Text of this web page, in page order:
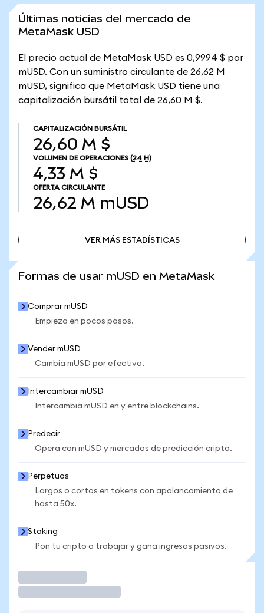
Últimas noticias del mercado de
MetaMask USD
El precio actual de MetaMask USD es 0,9994 $ por
mUSD. Con un suministro circulante de 26,62 M
mUSD, significa que MetaMask USD tiene una
capitalización bursátil total de 26,60 M $.
CAPITALIZACIÓN BURSÁTIL
26,60 M $
VOLUMEN DE OPERACIONES (24 H)
4,33 M $
OFERTA CIRCULANTE
26,62 M mUSD
VER MÁS ESTADÍSTICAS
Formas de usar mUSD en MetaMask
Comprar mUSD
Empieza en pocos pasos.
Vender mUSD
Cambia mUSD por efectivo.
Intercambiar mUSD
Intercambia mUSD en y entre blockchains.
Predecir
Opera con mUSD y mercados de predicción cripto.
Perpetuos
Largos o cortos en tokens con apalancamiento de
hasta 50x.
Staking
Pon tu cripto a trabajar y gana ingresos pasivos.